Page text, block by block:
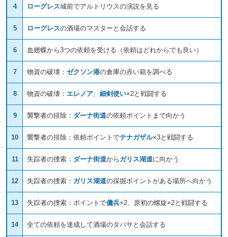
4 ローグレス城前でアルトリウスの演説を見る
5 ローグレスの酒場のマスターと会話する
6 血翅蝶から3つの依頼を受ける（依頼はどれからでも良い）
7 物資の破壊： ゼクソン港の倉庫の赤い箱を調べる
8 物資の破壊： エレノア 細剣使い×2と戦闘する
9 襲撃者の排除： ダーナ街道の依頼ポイントまで向かう
10 襲撃者の排除：依頼ポイントでテナガザル×3と戦闘する
11 失踪者の捜索： ダーナ街道から ガリス湖道に向かう
12 失踪者の捜索： ガリス湖道の採掘ポイントがある場所へ向かう
13 失踪者の捜索：ポイントで傭兵×2、原初の螺旋×2と戦闘する
14 全ての依頼を達成して酒場のタバサと会話する